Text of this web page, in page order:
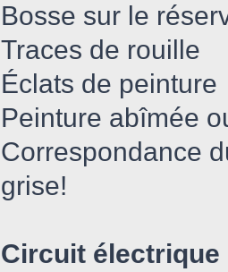
Bosse sur le
Traces de rouille
Éclats de peinture
Peinture abîmée
Correspondance
grise!
Circuit électrique